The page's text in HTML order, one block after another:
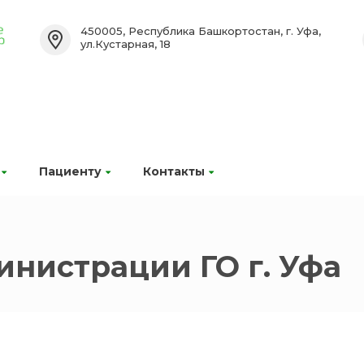
Пациенту Контакты
450005, Республика Башкортостан, г. Уфа,
ул.Кустарная, 18
ГО г. Уфа